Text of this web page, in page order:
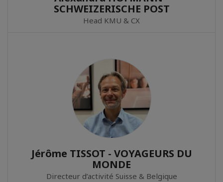
SCHWEIZERISCHE POST
Head KMU & CX
Jérôme TISSOT - VOYAGEURS DU
MONDE
Directeur d’activité Suisse & Belgique